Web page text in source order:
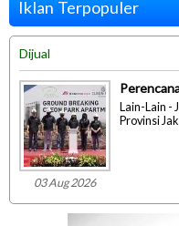
Iklan Terpopuler
Dijual
03 Aug 2026
Lain-Lain -
Provinsi